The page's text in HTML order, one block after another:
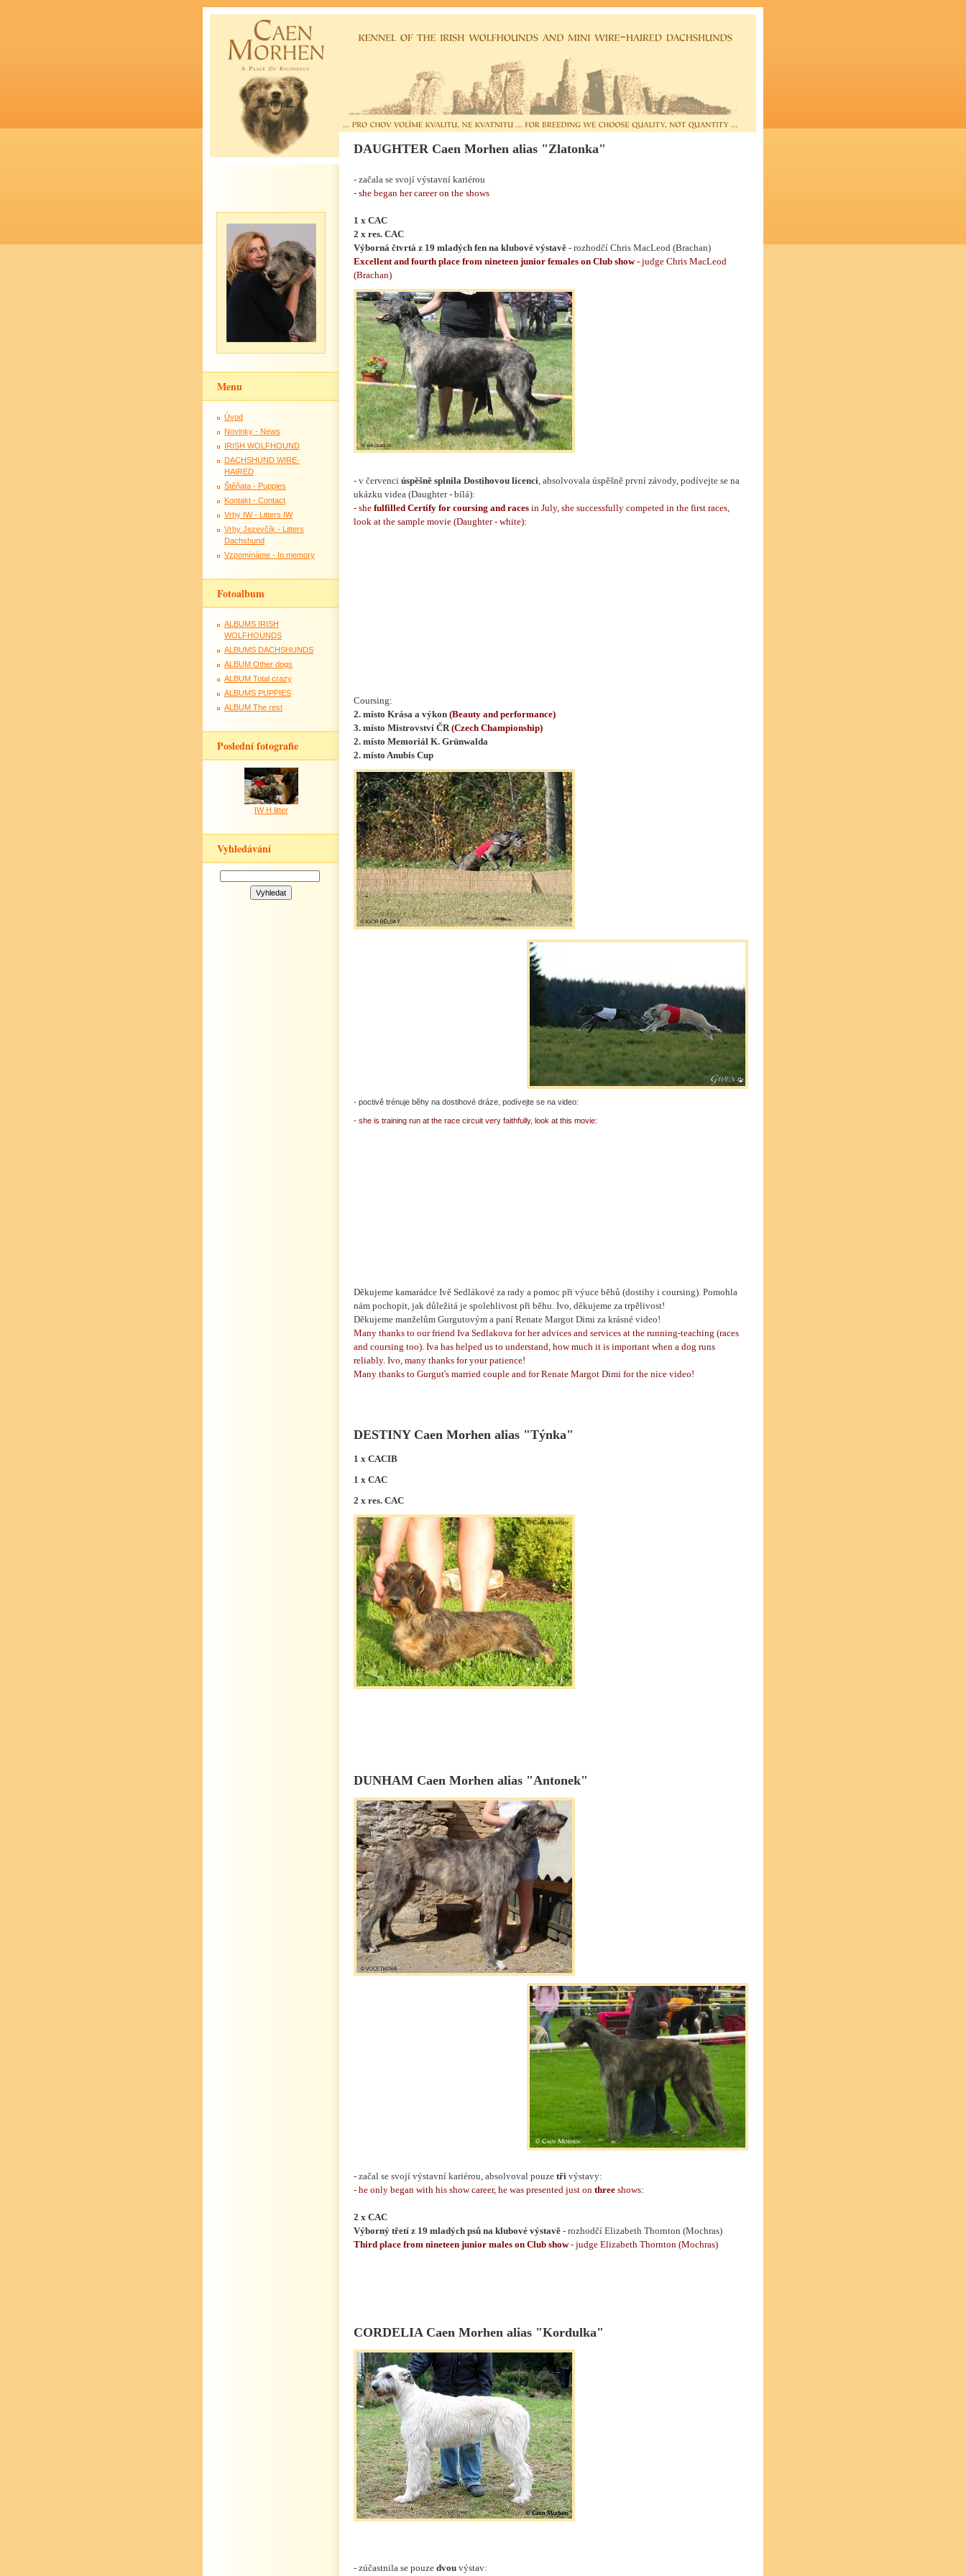
DAUGHTER Caen Morhen alias "Zlatonka"
- začala se svojí výstavní kariérou
- she began her career on the shows
1 x CAC
2 x res. CAC
Výborná čtvrtá z 19 mladých fen na klubové výstavě - rozhodčí Chris MacLeod (Brachan)
Excellent and fourth place from nineteen junior females on Club show- judge Chris MacLeod
(Brachan)
- v červenci úspěšně splnila Dostihovou licenci, absolvovala úspěšně první závody, podívejte se na
ukázku videa (Daughter - bílá):
- she fulfilled Certify for coursing and races in July, she successfully competed in the first races,
look at the sample movie (Daughter - white):
Coursing:
2. místo Krása a výkon (Beauty and performance)
3. místo Mistrovství ČR(Czech Championship)
2. místo Memoriál K. Grünwalda
2. místo Anubis Cup
- poctivě trénuje běhy na dostihové dráze, podívejte se na video:
- she is training run at the race circuit very faithfully, look at this movie:
Děkujeme kamarádce Ivě Sedlákové za rady a pomoc při výuce běhů (dostihy i coursing). Pomohla
nám pochopit, jak důležitá je spolehlivost při běhu. Ivo, děkujeme za trpělivost!
Děkujeme manželům Gurgutovým a paní Renate Margot Dimi za krásné video!
Many thanks to our friend Iva Sedlakova for her advices and services at the running-teaching (races
and coursing too). Iva has helped us to understand, how much it is important when a dog runs
reliably. Ivo, many thanks for your patience!
Many thanks to Gurgut's married couple and for Renate Margot Dimi for the nice video!
DESTINY Caen Morhen alias "Týnka"
1 x CACIB
1 x CAC
2 x res. CAC
DUNHAM Caen Morhen alias "Antonek"
- začal se svojí výstavní kariérou, absolvoval pouze tři výstavy:
- he only began with his show career, he was presented just on three shows:
2 x CAC
Výborný třetí z 19 mladých psů na klubové výstavě - rozhodčí Elizabeth Thornton (Mochras)
Third place from nineteen junior males on Club show- judge Elizabeth Thornton (Mochras)
CORDELIA Caen Morhen alias "Kordulka"
- zúčastnila se pouze dvou výstav:
Menu
Úvod
Novinky - News
IRISH WOLFHOUND
DACHSHUND WIRE-
HAIRED
Štěňata - Puppies
Kontakt - Contact
Vrhy IW - Litters IW
Vrhy Jezevčík - Litters
Dachshund
Vzpomínáme - In memory
Fotoalbum
ALBUMS IRISH
WOLFHOUNDS
ALBUMS DACHSHUNDS
ALBUM Other dogs
ALBUM Total crazy
ALBUMS PUPPIES
ALBUM The rest
Poslední fotografie
IW H litter
Vyhledávání